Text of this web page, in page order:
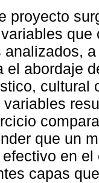
proyecto
el abordaje
cultural
que un
en
capas